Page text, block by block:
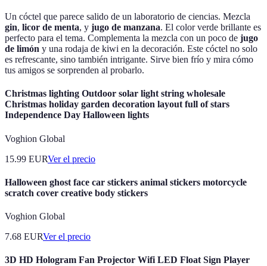
Un cóctel que parece salido de un laboratorio de ciencias. Mezcla
gin, licor de menta, y jugo de manzana. El color verde brillante es
perfecto para el tema. Complementa la mezcla con un poco de jugo
de limón y una rodaja de kiwi en la decoración. Este cóctel no solo
es refrescante, sino también intrigante. Sirve bien frío y mira cómo
tus amigos se sorprenden al probarlo.
Christmas lighting Outdoor solar light string wholesale
Christmas holiday garden decoration layout full of stars
Independence Day Halloween lights
Voghion Global
15.99 EURVer el precio
Halloween ghost face car stickers animal stickers motorcycle
scratch cover creative body stickers
Voghion Global
7.68 EURVer el precio
3D HD Hologram Fan Projector Wifi LED Float Sign Player